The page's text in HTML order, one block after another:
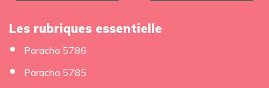
Les rubriques essentielle
Paracha 5786
Paracha 5785